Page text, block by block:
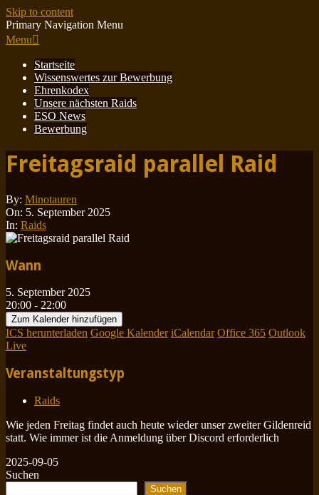
Skip to content
Primary Navigation Menu
Menu
Startseite
Wissenswertes zur Bewerbung
Ehrenkodex
Unsere nächsten Raids
ESO News
Bewerbung
Freitagsraid parallel Raid
By: Minotauren
On: 5. September 2025
In: Raids
Wann
5. September 2025
20:00 - 22:00
Zum Kalender hinzufügen
ICS herunterladen Google Kalender iCalendar Office 365 Outlook
Live
Veranstaltungstyp
Raids
Wie jeden Freitag findet auch heute wieder unser zweiter Gildenreid
statt. Wie immer ist die Anmeldung über Discord erforderlich
2025-09-05
Suchen
Suchen